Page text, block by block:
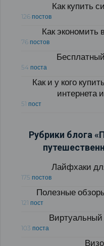
Как купить
126 постов
Как экономить
76 постов
54 поста
Как и у кого
интернета
51 пост
Рубрики блога
Лайфхаки
175 постов
Полезные
121 пост
Виртуальный
103 поста